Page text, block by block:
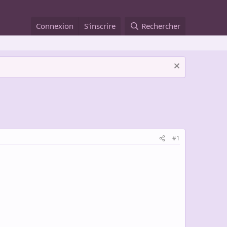
Connexion S'inscrire Rechercher
#1